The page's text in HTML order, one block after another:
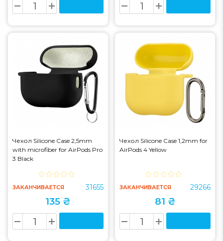
Чехол Silicone Case 2,5mm
with microfiber for AirPods Pro
3 Black
ЗАКАНЧИВАЕТСЯ 31655
135 ₴
Чехол Silicone Case 1,2mm for
AirPods 4 Yellow
ЗАКАНЧИВАЕТСЯ 29266
81 ₴